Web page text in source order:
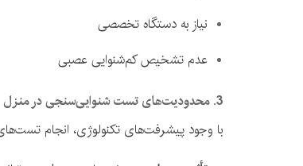
نیاز به دستگاه تخصصی
عدم تشخیص کم‌شنوایی عصبی
3. محدودیت‌های تست شنوایی‌سنجی در منزل
با وجود پیشرفت‌های تکنولوژی، انجام